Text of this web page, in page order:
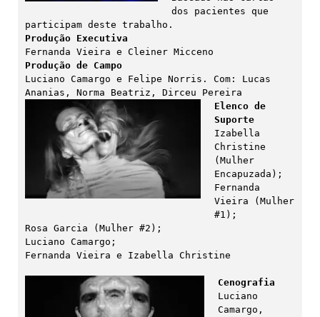
dos pacientes que
Produção Executiva
Produção de Campo
Luciano Camargo e Felipe Norris. Com: Lucas
Elenco de
Suporte
Izabella
Christine
(Mulher
Encapuzada);
Fernanda
Vieira (Mulher
#1);
Rosa Garcia (Mulher #2);
Luciano Camargo;
Cenografia
Luciano
Camargo,